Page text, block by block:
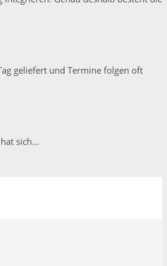
geliefert und Termine folgen oft
sich...